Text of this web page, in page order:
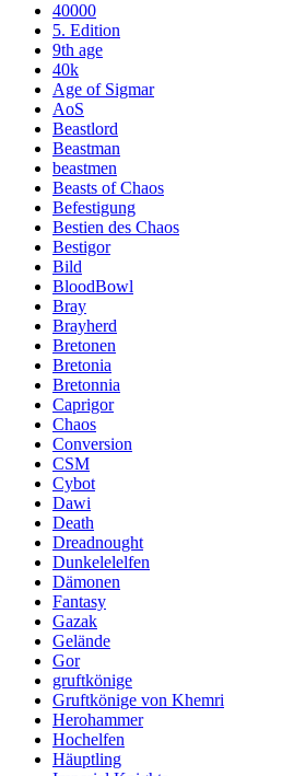
40000
5. Edition
9th age
40k
Age of Sigmar
AoS
Beastlord
Beastman
beastmen
Beasts of Chaos
Befestigung
Bestien des Chaos
Bestigor
Bild
BloodBowl
Bray
Brayherd
Bretonen
Bretonia
Bretonnia
Caprigor
Chaos
Conversion
CSM
Cybot
Dawi
Death
Dreadnought
Dunkelelelfen
Dämonen
Fantasy
Gazak
Gelände
Gor
gruftkönige
Gruftkönige von Khemri
Herohammer
Hochelfen
Häuptling